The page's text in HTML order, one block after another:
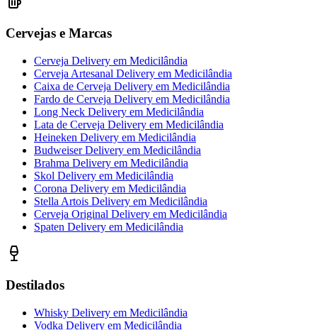
Cervejas e Marcas
Cerveja Delivery em Medicilândia
Cerveja Artesanal Delivery em Medicilândia
Caixa de Cerveja Delivery em Medicilândia
Fardo de Cerveja Delivery em Medicilândia
Long Neck Delivery em Medicilândia
Lata de Cerveja Delivery em Medicilândia
Heineken Delivery em Medicilândia
Budweiser Delivery em Medicilândia
Brahma Delivery em Medicilândia
Skol Delivery em Medicilândia
Corona Delivery em Medicilândia
Stella Artois Delivery em Medicilândia
Cerveja Original Delivery em Medicilândia
Spaten Delivery em Medicilândia
Destilados
Whisky Delivery em Medicilândia
Vodka Delivery em Medicilândia